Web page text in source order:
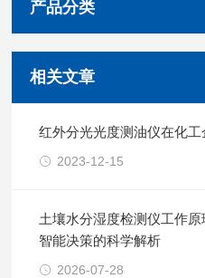
产品分类
相关文章
红外分光光度测油仪在化
2023-12-15
土壤水分湿度检测仪工作原
智能决策的科学解析
2026-07-28